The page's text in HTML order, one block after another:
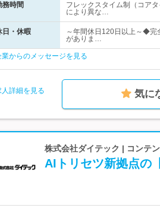
務時間
フレックスタイム制（コア
により異な…
日・休暇
～年間休日120日以上～◆
がありま…
業からのメッセージを見る
人詳細を見る 気に
株式会社ダイテック | コンテ
AIトリセツ新拠点の